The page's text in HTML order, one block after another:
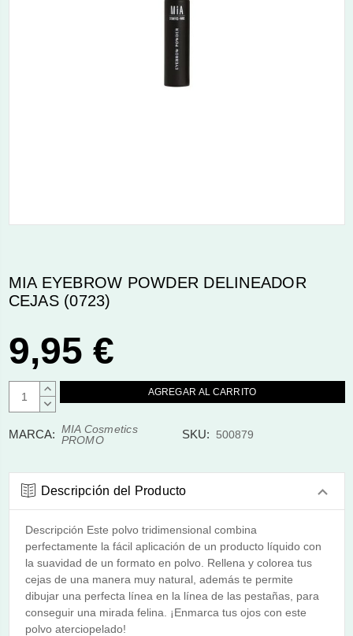
MIA EYEBROW POWDER DELINEADOR
CEJAS (0723)
9,95 €
AUMENTAR
CANTIDAD:
DISMINUIR
MARCA: MIA Cosmetics
PROMO
SKU: 500879
Descripción del Producto
Descripción Este polvo tridimensional combina
perfectamente la fácil aplicación de un producto líquido con
la suavidad de un formato en polvo. Rellena y colorea tus
cejas de una manera muy natural, además te permite
dibujar una perfecta línea en la línea de las pestañas, para
conseguir una mirada felina. ¡Enmarca tus ojos con este
polvo aterciopelado!